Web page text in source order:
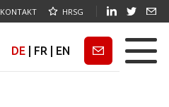
KONTAKT HRSG
DE FR EN Newsletter